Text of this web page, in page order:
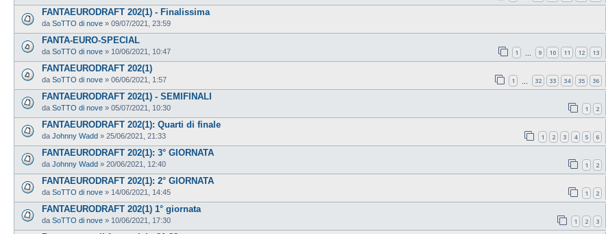
FANTAEURODRAFT 202(1) - Finalissima
da SoTTO di nove » 09/07/2021, 23:59
FANTA-EURO-SPECIAL
da SoTTO di nove » 10/06/2021, 10:47 1 9 10 11 12 13
FANTAEURODRAFT 202(1)
da SoTTO di nove » 06/06/2021, 1:57 1 32 33 34 35 36
FANTAEURODRAFT 202(1) - SEMIFINALI
da SoTTO di nove » 05/07/2021, 10:30 1 2
FANTAEURODRAFT 202(1): Quarti di finale
da Johnny Wadd » 25/06/2021, 21:33 1 2 3 4 5 6
FANTAEURODRAFT 202(1): 3° GIORNATA
da Johnny Wadd » 20/06/2021, 12:40 1 2
FANTAEURODRAFT 202(1): 2° GIORNATA
da SoTTO di nove » 14/06/2021, 14:45 1 2
FANTAEURODRAFT 202(1) 1° giornata
da SoTTO di nove » 10/06/2021, 17:30 1 2 3